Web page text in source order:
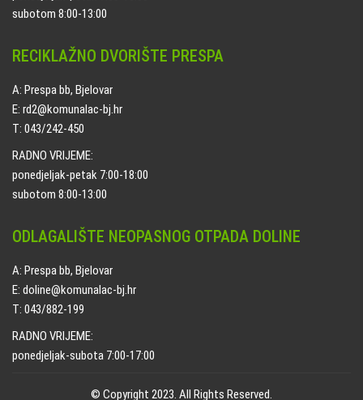
subotom 8:00-13:00
RECIKLAŽNO DVORIŠTE PRESPA
A: Prespa bb, Bjelovar
E: rd2@komunalac-bj.hr
T: 043/242-450
RADNO VRIJEME:
ponedjeljak-petak 7:00-18:00
subotom 8:00-13:00
ODLAGALIŠTE NEOPASNOG OTPADA DOLINE
A: Prespa bb, Bjelovar
E: doline@komunalac-bj.hr
T: 043/882-199
RADNO VRIJEME:
ponedjeljak-subota 7:00-17:00
© Copyright 2023. All Rights Reserved.